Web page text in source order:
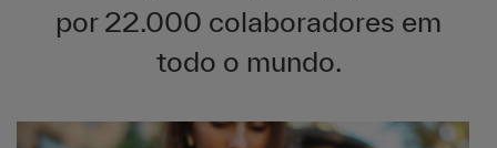
por 22.000 colaboradores em
todo o mundo.